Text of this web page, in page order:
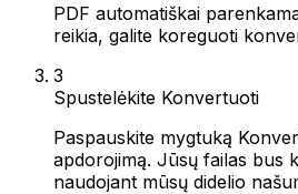
PDF automatiškai
reikia, galite koreguoti
3
Spustelėkite Konvertuoti
Paspauskite mygtuką
apdorojimą. Jūsų failas bus
naudojant mūsų didelio